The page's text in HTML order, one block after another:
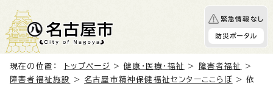
緊急情報なし
防災ポータル
現在の位置： トップページ >健康・医療・福祉 > 障害者福祉
>
障害者福祉施設
> 名古屋市精神保健福祉センターここらぼ > 依